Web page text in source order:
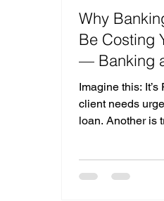
Why
Be Costing
— Banking
How AI
Imagine this: It’s
client needs
loan. Another is